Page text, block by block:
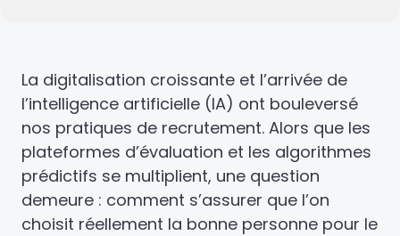
La digitalisation croissante et l’arrivée de
l’intelligence artificielle (IA) ont bouleversé
nos pratiques de recrutement. Alors que les
plateformes d’évaluation et les algorithmes
prédictifs se multiplient, une question
demeure : comment s’assurer que l’on
choisit réellement la bonne personne pour le